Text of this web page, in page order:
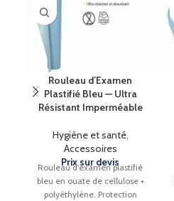
Rouleau d’Examen
Plastifié Bleu — Ultra
Résistant Imperméable
Hygiène et santé,
Accessoires
Prix sur devis
Rouleau d'examen plastifié
bleu en ouate de cellulose +
polyéthylène. Protection